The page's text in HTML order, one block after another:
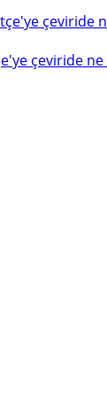
çeviride
çeviride